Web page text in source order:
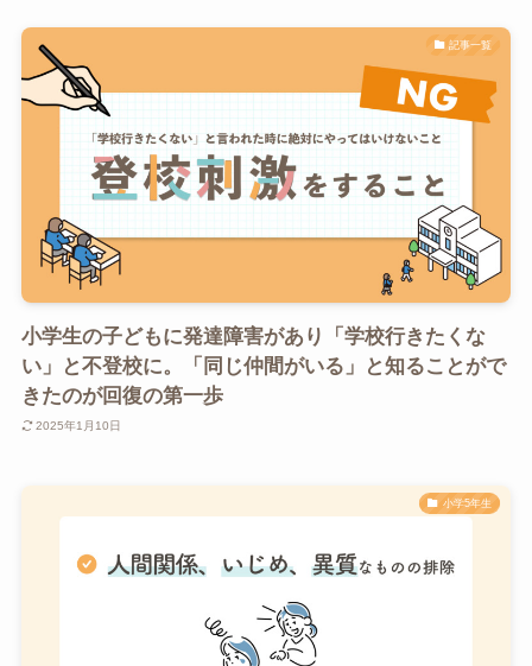
記事一覧
小学生の子どもに発達障害があり「学校行きたくな
い」と不登校に。「同じ仲間がいる」と知ることがで
きたのが回復の第一歩
2025年1月10日
小学5年生